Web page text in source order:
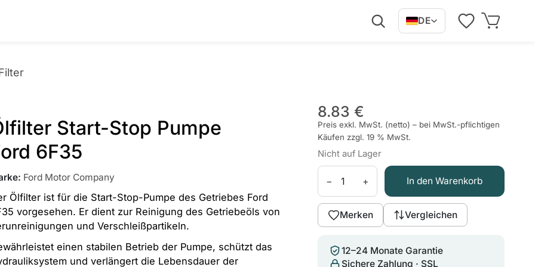
DE
Start-Stop Pumpe
6F35
: Ford Motor Company
Ölfilter ist für die Start-Stop-Pumpe des Getriebes Ford
vorgesehen. Er dient zur Reinigung des Getriebeöls von
und Verschleißpartikeln.
einen stabilen Betrieb der Pumpe, schützt das
und verlängert die Lebensdauer der
8.83 €
Preis exkl. MwSt. (netto) – bei MwSt.-pflichtigen
Käufen zzgl. 19 % MwSt.
Nicht auf Lager
− + In den Warenkorb
Merken Vergleichen
12–24 Monate Garantie
Sichere Zahlung · SSL